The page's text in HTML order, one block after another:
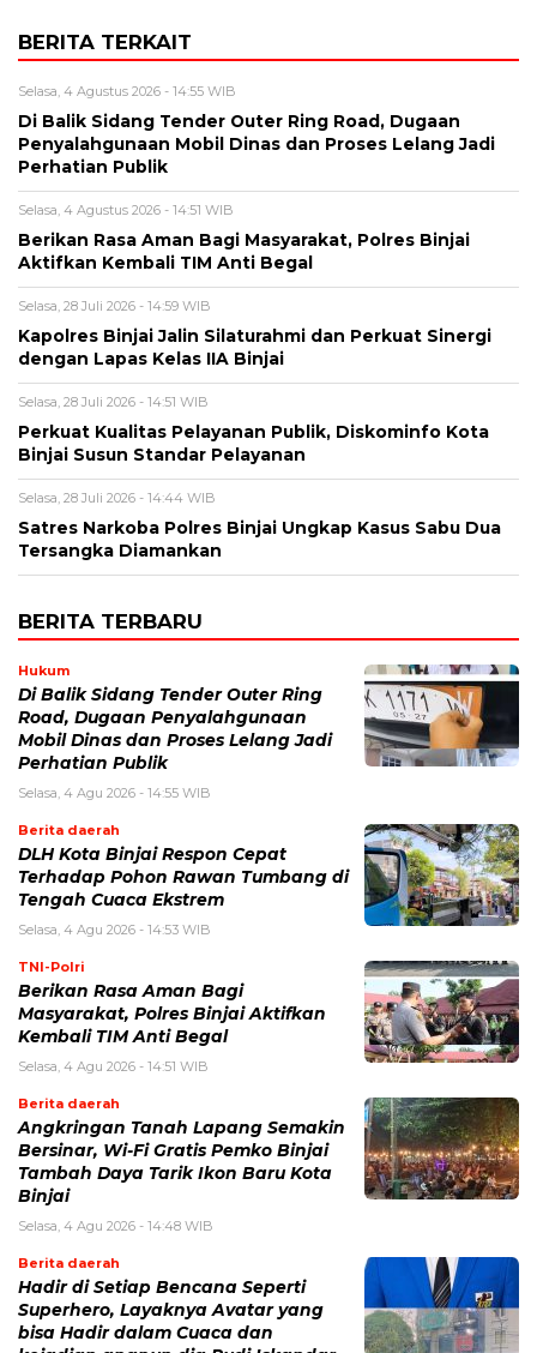
BERITA TERKAIT
Selasa, 4 Agustus 2026 - 14:55 WIB
Di Balik Sidang Tender Outer Ring Road, Dugaan
Penyalahgunaan Mobil Dinas dan Proses Lelang Jadi
Perhatian Publik
Selasa, 4 Agustus 2026 - 14:51 WIB
Berikan Rasa Aman Bagi Masyarakat, Polres Binjai
Aktifkan Kembali TIM Anti Begal
Selasa, 28 Juli 2026 - 14:59 WIB
Kapolres Binjai Jalin Silaturahmi dan Perkuat Sinergi
dengan Lapas Kelas IIA Binjai
Selasa, 28 Juli 2026 - 14:51 WIB
Perkuat Kualitas Pelayanan Publik, Diskominfo Kota
Binjai Susun Standar Pelayanan
Selasa, 28 Juli 2026 - 14:44 WIB
Satres Narkoba Polres Binjai Ungkap Kasus Sabu Dua
Tersangka Diamankan
BERITA TERBARU
Hukum
Di Balik Sidang Tender Outer Ring
Road, Dugaan Penyalahgunaan
Mobil Dinas dan Proses Lelang Jadi
Perhatian Publik
Selasa, 4 Agu 2026 - 14:55 WIB
Berita daerah
DLH Kota Binjai Respon Cepat
Terhadap Pohon Rawan Tumbang di
Tengah Cuaca Ekstrem
Selasa, 4 Agu 2026 - 14:53 WIB
TNI-Polri
Berikan Rasa Aman Bagi
Masyarakat, Polres Binjai Aktifkan
Kembali TIM Anti Begal
Selasa, 4 Agu 2026 - 14:51 WIB
Berita daerah
Angkringan Tanah Lapang Semakin
Bersinar, Wi-Fi Gratis Pemko Binjai
Tambah Daya Tarik Ikon Baru Kota
Binjai
Selasa, 4 Agu 2026 - 14:48 WIB
Berita daerah
Hadir di Setiap Bencana Seperti
Superhero, Layaknya Avatar yang
bisa Hadir dalam Cuaca dan